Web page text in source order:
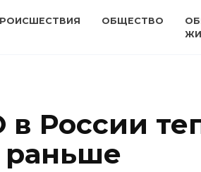
ОБЩЕСТВО
России
раньше